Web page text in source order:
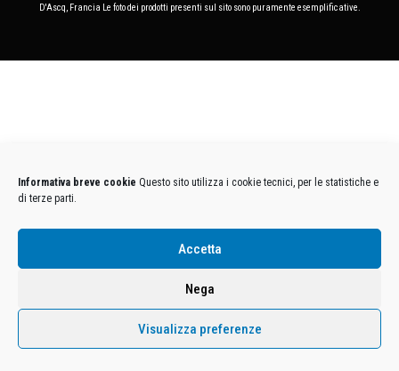
Informativa breve cookie Questo sito utilizza i cookie tecnici, per le statistiche e
di terze parti.
Accetta
Nega
Visualizza preferenze
D'Ascq, Francia Le foto dei prodotti presenti sul sito sono puramente esemplificative.